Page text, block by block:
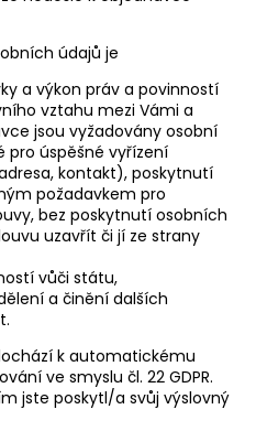
údajů je
a výkon práv a povinností
vztahu mezi Vámi a
jsou vyžadovány osobní
pro úspěšné vyřízení
kontakt), poskytnutí
požadavkem pro
bez poskytnutí osobních
uzavřít či jí ze strany
vůči státu,
a činění dalších
k automatickému
ve smyslu čl. 22 GDPR.
jste poskytl/a svůj výslovný